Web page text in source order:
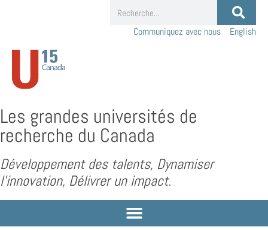
Communiquez avec nous English
Les grandes universités de
recherche du Canada
Développement des talents, Dynamiser
l’innovation, Délivrer un impact.